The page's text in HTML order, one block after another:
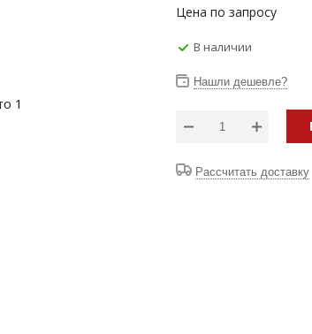
Цена по запросу
В наличии
Нашли дешевле?
Рассчитать доставку